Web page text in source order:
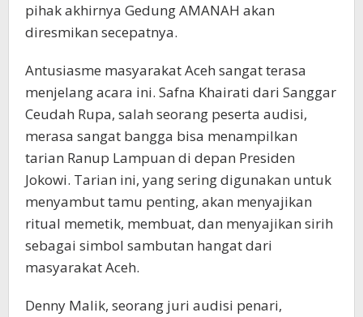
pihak akhirnya Gedung AMANAH akan
diresmikan secepatnya.
Antusiasme masyarakat Aceh sangat terasa
menjelang acara ini. Safna Khairati dari Sanggar
Ceudah Rupa, salah seorang peserta audisi,
merasa sangat bangga bisa menampilkan
tarian Ranup Lampuan di depan Presiden
Jokowi. Tarian ini, yang sering digunakan untuk
menyambut tamu penting, akan menyajikan
ritual memetik, membuat, dan menyajikan sirih
sebagai simbol sambutan hangat dari
masyarakat Aceh.
Denny Malik, seorang juri audisi penari,